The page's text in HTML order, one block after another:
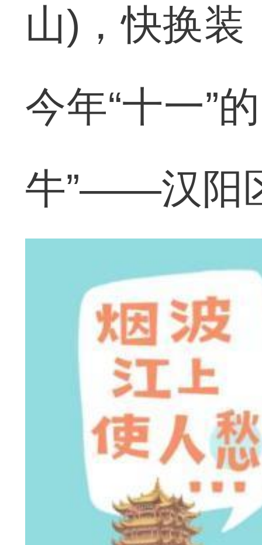
山)，快换
今年“十一”
牛”——汉阳